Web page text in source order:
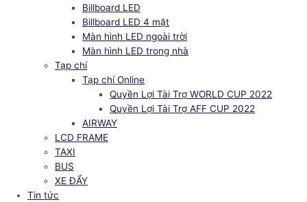
Billboard LED
Billboard LED 4 mặt
Màn hình LED ngoài trời
Màn hình LED trong nhà
Tạp chí
Tạp chí Online
Quyền Lợi Tài Trợ WORLD CUP 2022
Quyền Lợi Tài Trợ AFF CUP 2022
AIRWAY
LCD FRAME
TAXI
BUS
XE ĐẨY
Tin tức